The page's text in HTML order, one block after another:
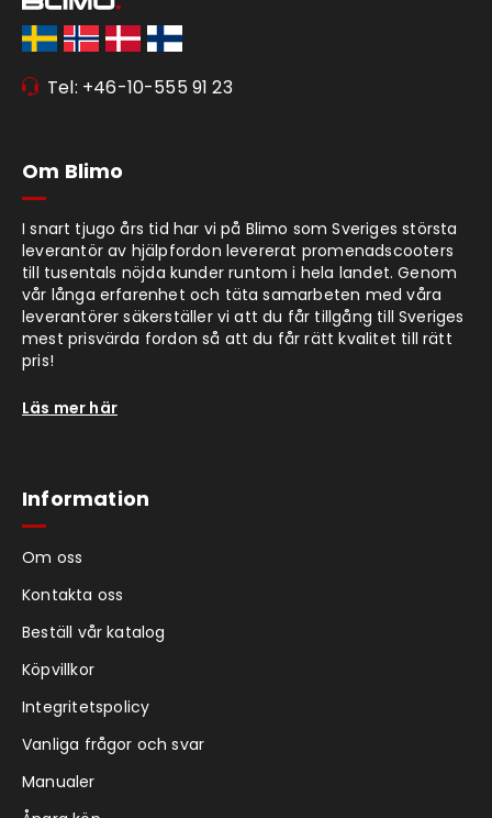
Tel: +46-10-555 91 23
Om Blimo
I snart tjugo års tid har vi på Blimo som Sveriges största
leverantör av hjälpfordon levererat promenadscooters
till tusentals nöjda kunder runtom i hela landet. Genom
vår långa erfarenhet och täta samarbeten med våra
leverantörer säkerställer vi att du får tillgång till Sveriges
mest prisvärda fordon så att du får rätt kvalitet till rätt
pris!
Läs mer här
Information
Om oss
Kontakta oss
Beställ vår katalog
Köpvillkor
Integritetspolicy
Vanliga frågor och svar
Manualer